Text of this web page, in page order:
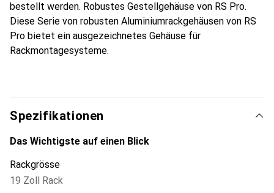
bestellt werden. Robustes Gestellgehäuse von RS Pro.
Diese Serie von robusten Aluminiumrackgehäusen von RS
Pro bietet ein ausgezeichnetes Gehäuse für
Rackmontagesysteme.
Spezifikationen
Das Wichtigste auf einen Blick
Rackgrösse
19 Zoll Rack